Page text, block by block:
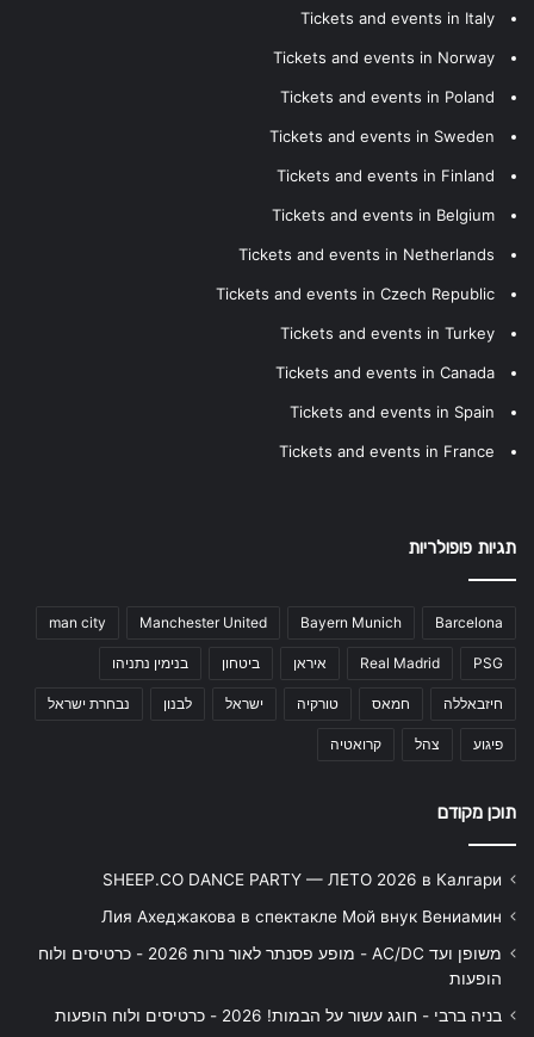
Tickets and events in Italy
Tickets and events in Norway
Tickets and events in Poland
Tickets and events in Sweden
Tickets and events in Finland
Tickets and events in Belgium
Tickets and events in Netherlands
Tickets and events in Czech Republic
Tickets and events in Turkey
Tickets and events in Canada
Tickets and events in Spain
Tickets and events in France
תגיות פופולריות
Barcelona
Bayern Munich
Manchester United
man city
PSG
Real Madrid איראן ביטחון בנימין נתניהו
חיזבאללה חמאס טורקיה ישראל לבנון נבחרת ישראל
פיגוע צהל קרואטיה
תוכן מקודם
SHEEP.CO DANCE PARTY — ЛЕТО 2026 в Калгари
Лия Ахеджакова в спектакле Мой внук Вениамин
משופן ועד AC/DC - מופע פסנתר לאור נרות 2026 - כרטיסים ולוח
הופעות
בניה ברבי - חוגג עשור על הבמות! 2026 - כרטיסים ולוח הופעות